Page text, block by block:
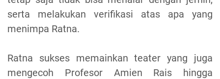
serta melakukan verifikasi atas apa yang
menimpa Ratna.
Ratna sukses memainkan teater yang juga
mengecoh Profesor Amien Rais hingga